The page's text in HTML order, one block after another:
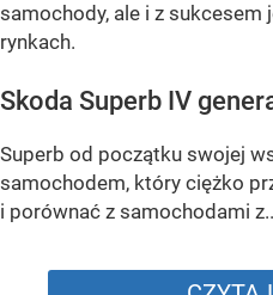
samochody, ale i z sukcesem
rynkach.
Skoda Superb IV
Superb od początku swojej
samochodem, który ciężko
i porównać z samochodami